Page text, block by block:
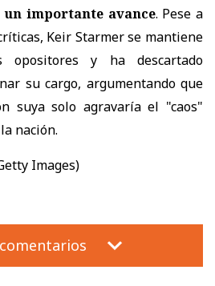
importante avance. Pese a
Keir Starmer se mantiene
y ha descartado
su cargo, argumentando que
suya solo agravaría el "caos"
nación.
Images)